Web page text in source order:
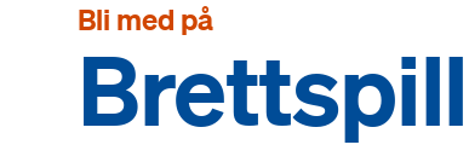
Bli med på